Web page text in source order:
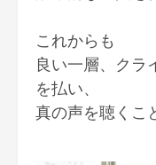
これからも
良い一層、クラ
を払い、
真の声を聴くこ